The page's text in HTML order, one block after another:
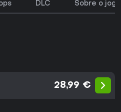
DLC Sobre o jogo
28,99 €